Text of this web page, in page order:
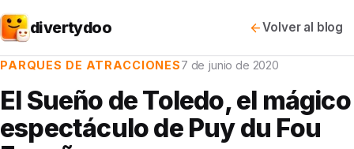
divertydoo Volver al blog
PARQUES DE ATRACCIONES7 de junio de 2020
El Sueño de Toledo, el mágico
espectáculo de Puy du Fou